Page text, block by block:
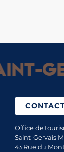
Office de
Saint-Gervais
43 Rue du